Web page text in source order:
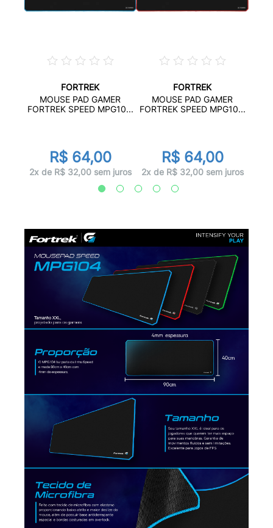
FORTREK
MOUSE PAD GAMER
FORTREK SPEED MPG10...
R$ 64,00
2x de R$ 32,00 sem juros
FORTREK
MOUSE PAD GAMER
FORTREK SPEED MPG10...
R$ 64,00
2x de R$ 32,00 sem juros